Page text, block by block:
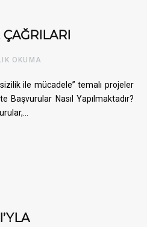
OKUMA
ile mücadele” temalı projeler
Başvurular Nasıl Yapılmaktadır?